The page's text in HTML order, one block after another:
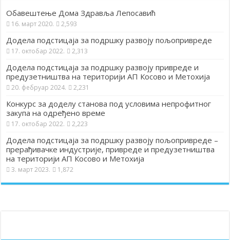
Обавештење Дома Здравља Лепосавић
16. март 2020. 2,593
Додела подстицаја за подршку развоју пољопривреде
17. октобар 2022. 2,313
Додела подстицаја за подршку развоју привреде и
предузетништва на територији АП Косово и Метохија
20. фебруар 2024. 2,231
Конкурс за доделу станова под условима непрофитног
закупа на одређено време
17. октобар 2022. 2,223
Додела подстицаја за подршку развоју пољопривреде –
прерађивачке индустрије, привреде и предузетништва
на територији АП Косово и Метохија
3. март 2023. 1,872